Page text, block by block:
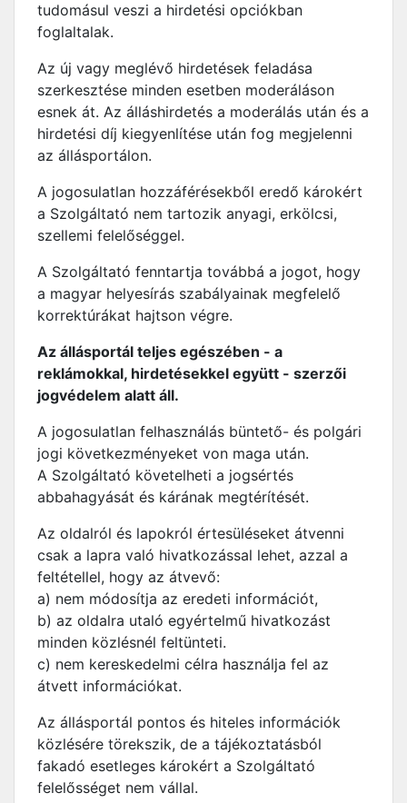
tudomásul veszi a hirdetési opciókban
foglaltalak.
Az új vagy meglévő hirdetések feladása
szerkesztése minden esetben moderáláson
esnek át. Az álláshirdetés a moderálás után és a
hirdetési díj kiegyenlítése után fog megjelenni
az állásportálon.
A jogosulatlan hozzáférésekből eredő károkért
a Szolgáltató nem tartozik anyagi, erkölcsi,
szellemi felelőséggel.
A Szolgáltató fenntartja továbbá a jogot, hogy
a magyar helyesírás szabályainak megfelelő
korrektúrákat hajtson végre.
Az állásportál teljes egészében - a
reklámokkal, hirdetésekkel együtt - szerzői
jogvédelem alatt áll.
A jogosulatlan felhasználás büntető- és polgári
jogi következményeket von maga után.
A Szolgáltató követelheti a jogsértés
abbahagyását és kárának megtérítését.
Az oldalról és lapokról értesüléseket átvenni
csak a lapra való hivatkozással lehet, azzal a
feltétellel, hogy az átvevő:
a) nem módosítja az eredeti információt,
b) az oldalra utaló egyértelmű hivatkozást
minden közlésnél feltünteti.
c) nem kereskedelmi célra használja fel az
átvett információkat.
Az állásportál pontos és hiteles információk
közlésére törekszik, de a tájékoztatásból
fakadó esetleges károkért a Szolgáltató
felelősséget nem vállal.